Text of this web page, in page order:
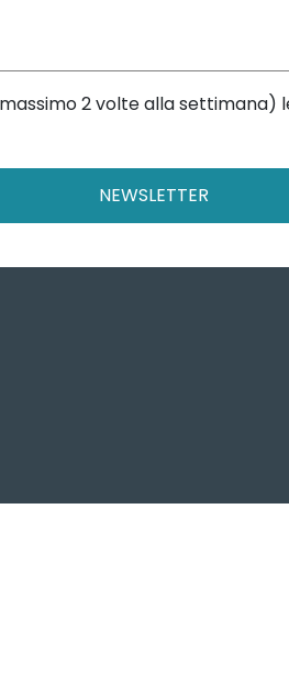
2 volte alla settimana)
NEWSLETTER
il Tribunale di Genova,